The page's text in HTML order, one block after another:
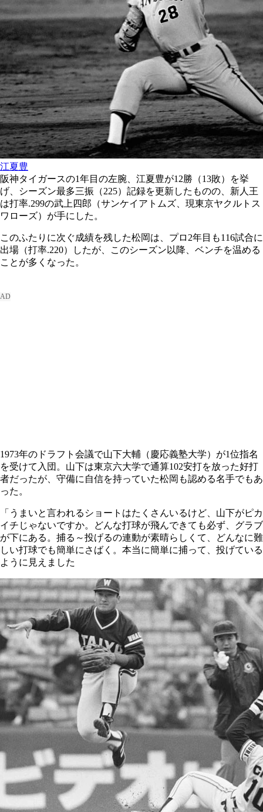
江夏豊
阪神タイガースの1年目の左腕、江夏豊が12勝（13敗）を挙
げ、シーズン最多三振（225）記録を更新したものの、新人王
は打率.299の武上四郎（サンケイアトムズ、現東京ヤクルトス
ワローズ）が手にした。
このふたりに次ぐ成績を残した松岡は、プロ2年目も116試合に
出場（打率.220）したが、このシーズン以降、ベンチを温める
ことが多くなった。
1973年のドラフト会議で山下大輔（慶応義塾大学）が1位指名
を受けて入団。山下は東京六大学で通算102安打を放った好打
者だったが、守備に自信を持っていた松岡も認める名手でもあ
った。
「うまいと言われるショートはたくさんいるけど、山下がピカ
イチじゃないですか。どんな打球が飛んできても必ず、グラブ
が下にある。捕る～投げるの連動が素晴らしくて、どんなに難
しい打球でも簡単にさばく。本当に簡単に捕って、投げている
ように見えました